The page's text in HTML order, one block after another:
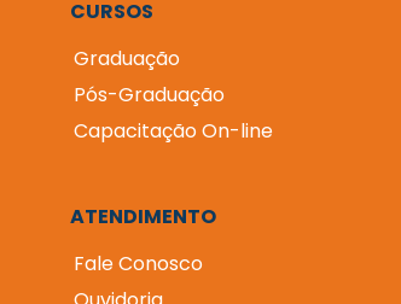
CURSOS
Graduação
Pós-Graduação
Capacitação On-line
ATENDIMENTO
Fale Conosco